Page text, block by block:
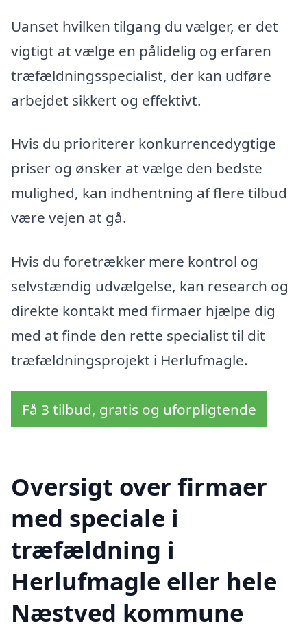
Uanset hvilken tilgang du vælger, er det
vigtigt at vælge en pålidelig og erfaren
træfældningsspecialist, der kan udføre
arbejdet sikkert og effektivt.
Hvis du prioriterer konkurrencedygtige
priser og ønsker at vælge den bedste
mulighed, kan indhentning af flere tilbud
være vejen at gå.
Hvis du foretrækker mere kontrol og
selvstændig udvælgelse, kan research og
direkte kontakt med firmaer hjælpe dig
med at finde den rette specialist til dit
træfældningsprojekt i Herlufmagle.
Få 3 tilbud, gratis og uforpligtende
Oversigt over firmaer
med speciale i
træfældning i
Herlufmagle eller hele
Næstved kommune